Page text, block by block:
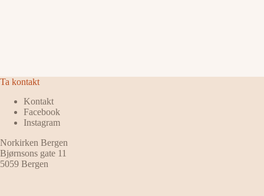
Ta kontakt
Kontakt
Facebook
Instagram
Norkirken Bergen
Bjørnsons gate 11
5059 Bergen